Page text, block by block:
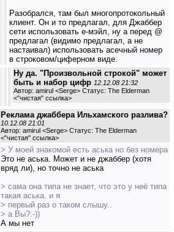
Разобрался, там был многопротокольный
клиент. Он и то предлагал, для Джаббер
сети использовать е-мэйл, ну а перед @
предлагал (видимо предлагал, а не
настаивал) использовать асечный номер
в строковом/циферном виде.
Ну да. "Произвольной строкой" может
быть и набор цифр 12.12.08 21:32
Автор: amirul <Serge> Статус: The Elderman
<"чистая" ссылка>
Реклама джаббера Ильхамского разлива?
10.12.08 21:01
Автор: amirul <Serge> Статус: The Elderman
<"чистая" ссылка>
> У моей знакомой есть аська но без номера
Это не аська. Может и не джаббер (хотя
вряд ли), но точно не аська
> сама она типа не знает, что это у неё типа
такая аська. и я
> первый раз о таком слышу..
> а Вы?:-))
А мы нет